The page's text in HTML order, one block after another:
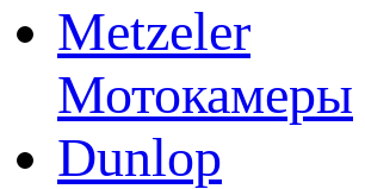
Metzeler
Мотокамеры
Dunlop